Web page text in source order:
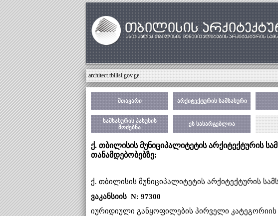
architect.tbilisi.gov.ge
მთავარი არქიტექტურის სამსახური
სამსახურის პასუხის
მოძებნა
ეს სასარგებლოა
ქ. თბილისის მუნიციპალიტეტის არქიტექტურის
თანამდებობებზე:
ქ. თბილისის მუნიციპალიტეტის არქიტექტურის
ვაკანსიის N: 97300
იურიდიული განყოფილების პირველი